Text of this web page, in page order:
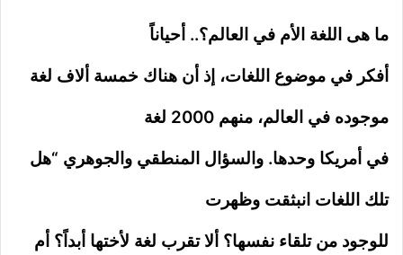
ما هى اللغة الأم في العالم؟.. أحياناً
أفكر في موضوع اللغات، إذ أن هناك خمسة ألاف لغة
موجوده في العالم، منهم 2000 لغة
في أمريكا وحدها. والسؤال المنطقي والجوهري “هل
تلك اللغات انبثقت وظهرت
للوجود من تلقاء نفسها؟ ألا تقرب لغة لأختها أبداً؟ أم